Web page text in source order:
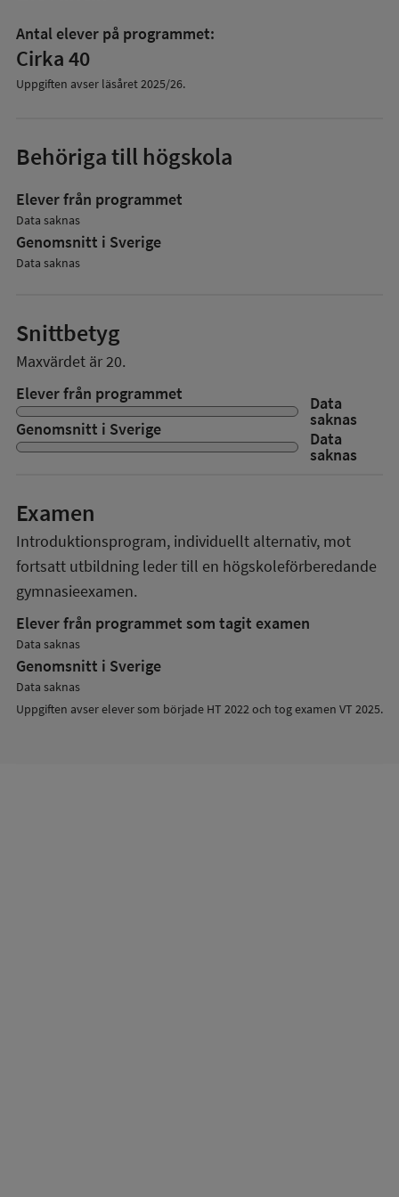
Antal elever på programmet:
Cirka 40
Uppgiften avser läsåret2025/26.
Behöriga till högskola
Elever från programmet
Data saknas
Genomsnitt i Sverige
Data saknas
Snittbetyg
Maxvärdet är 20.
Elever från programmet
Data
saknas
Genomsnitt i Sverige Data
saknas
Examen
Introduktionsprogram, individuellt alternativ, mot
fortsatt utbildning leder till en högskoleförberedande
gymnasieexamen.
Elever från programmet som tagit examen
Data saknas
Genomsnitt i Sverige
Data saknas
Uppgiften avser elever som började HT 2022 och tog examen VT 2025.